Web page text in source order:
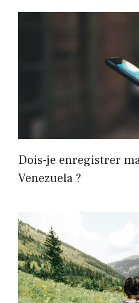
Dois-je enregistrer
Venezuela ?